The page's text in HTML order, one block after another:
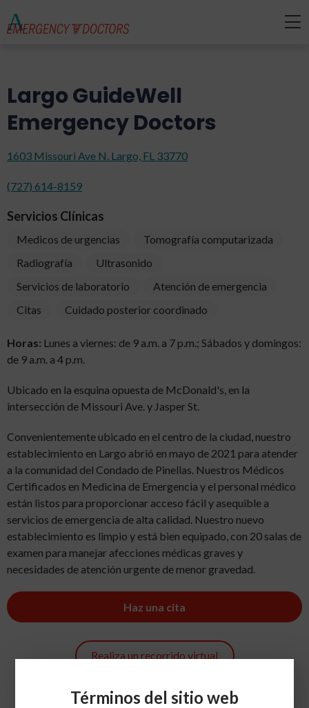
Largo GuideWell
Emergency Doctors
1603 Missouri Ave N. Largo, FL 33770
(727) 614-8159
Servicios Clínicas
Medicos de urgencias
Tomografía computarizada
Radiografía
Ultrasonido
Servicios de laboratorio
Atención de emergencia
Citas
Cuidado posterior coordinado
Horas: Lunes a viernes: de 9 a.m. a 7 p.m.; Sábados y domingos:
de 9 a.m. a 4 p.m.
Ubicado en la esquina opuesta de McDonald's, en la
intersección de Missouri Ave. y Jasper St.
Convenientemente ubicado en el centro de la ciudad, nuestro
establecimiento en Largo abrió en mayo de 2021 para atender
a la comunidad del Condado de Pinellas. Nuestros Médicos
Certificados en Medicina de Emergencia y el personal médico
están listos para proporcionar acceso fácil y asequible a
servicios de emergencia de alta calidad. Nuestro nuevo
establecimiento es limpio y está bien equipado, con 20 salas de
examen para manejar afecciones médicas graves y
necesidades de atención urgente de menor gravedad.
Haz una cita
Realiza un recorrido virtual
Términos del sitio web